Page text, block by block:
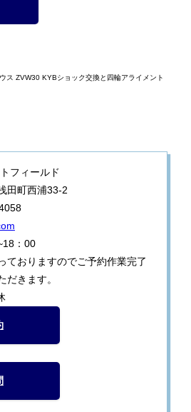
ス ZVW30 KYBショック交換と四輪アライメント
フィールド
田町西浦33-2
：00
ておりますのでご予約作業完了
だきます。